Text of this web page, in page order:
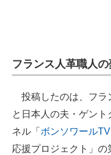
フランス人革職人
投稿したのは、フラ
と日本人の夫・ゲン
ネル「 ボンソワール
応援プロジェクト」